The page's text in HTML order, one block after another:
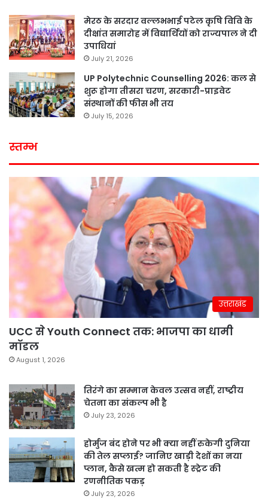
मेरठ के सरदार वल्लभभाई पटेल कृषि विवि के
दीक्षांत समारोह में विद्यार्थियों को राज्यपाल ने दी
उपाधियां
July 21, 2026
UP Polytechnic Counselling 2026: कल से
शुरू होगा तीसरा चरण, सरकारी-प्राइवेट
संस्थानों की फीस भी तय
July 15, 2026
स्तम्भ
उत्तराखंड
UCC से Youth Connect तक: भाजपा का धामी
मॉडल
August 1, 2026
तिरंगे का सम्मान केवल उत्सव नहीं, राष्ट्रीय
चेतना का संकल्प भी है
July 23, 2026
होर्मुज बंद होने पर भी क्या नहीं रुकेगी दुनिया
की तेल सप्लाई? जानिए खाड़ी देशों का नया
प्लान, कैसे खत्म हो सकती है स्ट्रेट की
रणनीतिक पकड़
July 23, 2026